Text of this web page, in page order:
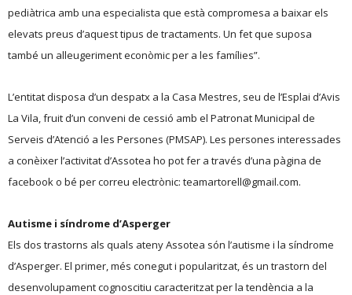
pediàtrica amb una especialista que està compromesa a baixar els
elevats preus d’aquest tipus de tractaments. Un fet que suposa
també un alleugeriment econòmic per a les famílies”.
L’entitat disposa d’un despatx a la Casa Mestres, seu de l’Esplai d’Avis
La Vila, fruit d’un conveni de cessió amb el Patronat Municipal de
Serveis d’Atenció a les Persones (PMSAP). Les persones interessades
a conèixer l’activitat d’Assotea ho pot fer a través d’una pàgina de
facebook o bé per correu electrònic: teamartorell@gmail.com.
Autisme i síndrome d’Asperger
Els dos trastorns als quals ateny Assotea són l’autisme i la síndrome
d’Asperger. El primer, més conegut i popularitzat, és un trastorn del
desenvolupament cognoscitiu caracteritzat per la tendència a la